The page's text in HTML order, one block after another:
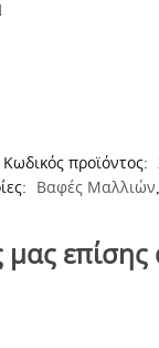
Κωδικός προϊόντος:
Βαφές Μαλλιών
μας